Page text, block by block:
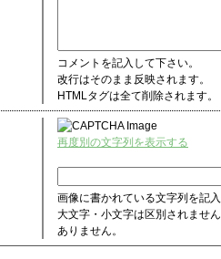
コメントを記入して下さい。
改行はそのまま反映されます。
HTMLタグは全て削除されます。
再度別の文字列を表示する
画像に書かれている文字列を記
大文字・小文字は区別されませ
ありません。